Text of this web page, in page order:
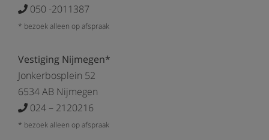
050 -2011387
* bezoek alleen op afspraak
Vestiging Nijmegen*
Jonkerbosplein 52
6534 AB Nijmegen
024 – 2120216
* bezoek alleen op afspraak